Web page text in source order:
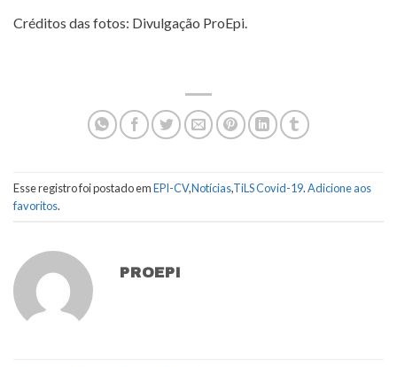
Créditos das fotos: Divulgação ProEpi.
Esse registro foi postado emEPI-CV,Notícias,TiLS Covid-19.Adicione aos
favoritos.
PROEPI